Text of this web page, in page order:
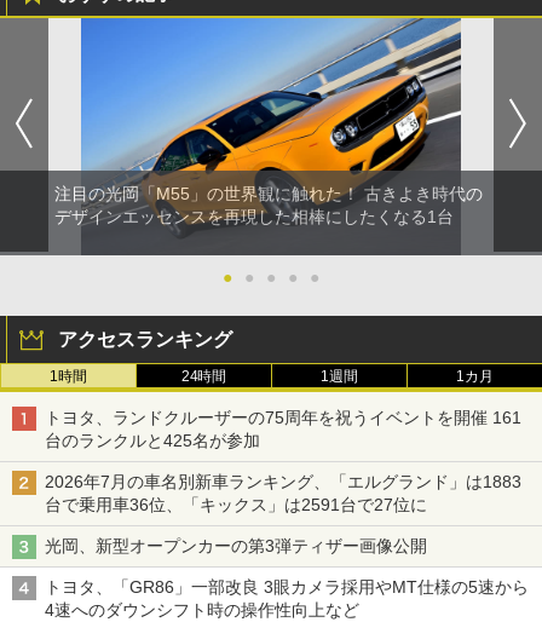
注目の光岡「M55」の世界観に触れた！ 古きよき時代の
デザインエッセンスを再現した相棒にしたくなる1台
● ● ● ● ●
アクセスランキング
1時間 24時間 1週間 1カ月
トヨタ、ランドクルーザーの75周年を祝うイベントを開催 161
台のランクルと425名が参加
2026年7月の車名別新車ランキング、「エルグランド」は1883
台で乗用車36位、「キックス」は2591台で27位に
光岡、新型オープンカーの第3弾ティザー画像公開
トヨタ、「GR86」一部改良 3眼カメラ採用やMT仕様の5速から
4速へのダウンシフト時の操作性向上など